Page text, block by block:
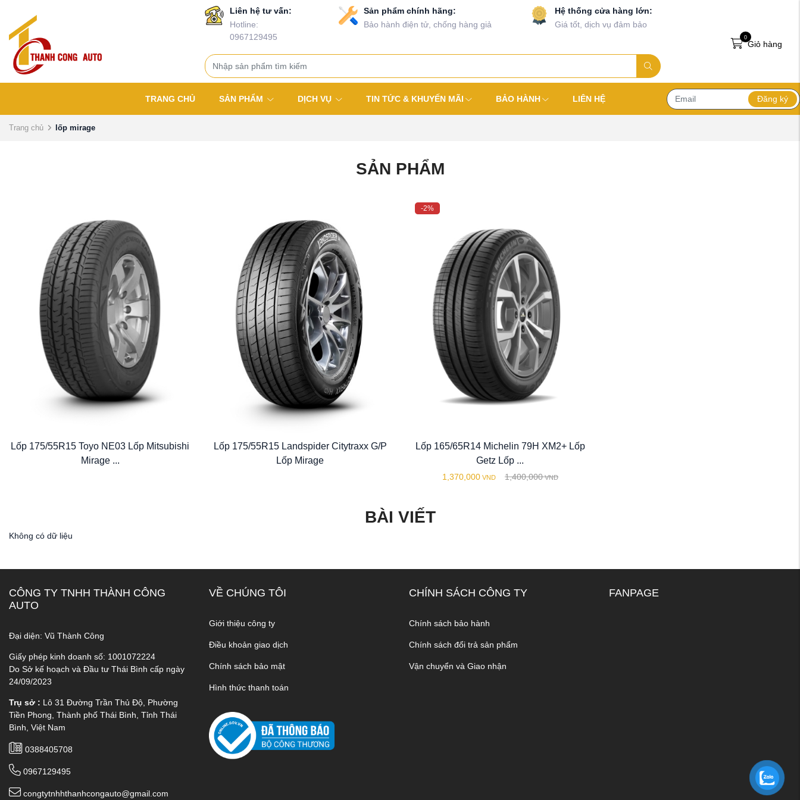
Liên hệ tư vấn:
Hotline:
0967129495
Sản phẩm chính hãng:
Bảo hành điện tử, chống hàng giả
Hệ thống cửa hàng lớn:
Giá tốt, dịch vụ đảm bảo
Giỏ hàng
0
TRANG CHỦ SẢN PHẨM DỊCH VỤ TIN TỨC & KHUYẾN MÃI BẢO HÀNH LIÊN HỆ Đăng ký
Trang chủ lốp mirage
SẢN PHẨM
Lốp 175/55R15 Toyo NE03 Lốp Mitsubishi
Mirage ...
Lốp 175/55R15 Landspider Citytraxx G/P
Lốp Mirage
-2%
Lốp 165/65R14 Michelin 79H XM2+ Lốp
Getz Lốp ...
1,370,000 VND 1,400,000 VND
BÀI VIẾT
Không có dữ liệu
CÔNG TY TNHH THÀNH CÔNG
AUTO
Đại diện: Vũ Thành Công
Giấy phép kinh doanh số: 1001072224
Do Sở kế hoạch và Đầu tư Thái Bình cấp ngày
24/09/2023
Trụ sở : Lô 31 Đường Trần Thủ Độ, Phường
Tiền Phong, Thành phố Thái Bình, Tỉnh Thái
Bình, Việt Nam
0388405708
0967129495
congtytnhhthanhcongauto@gmail.com
VỀ CHÚNG TÔI
Giới thiệu công ty
Điều khoản giao dịch
Chính sách bảo mật
Hình thức thanh toán
CHÍNH SÁCH CÔNG TY
Chính sách bảo hành
Chính sách đổi trả sản phẩm
Vận chuyển và Giao nhận
FANPAGE